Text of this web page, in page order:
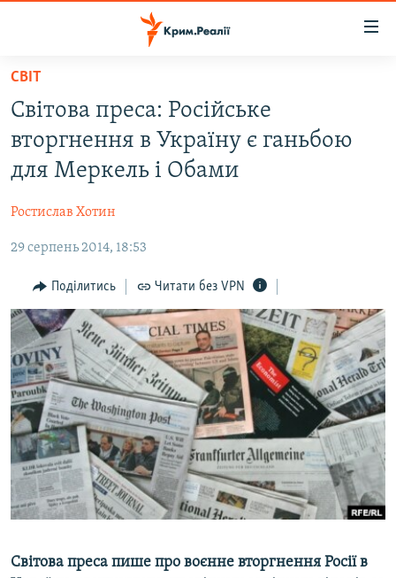
Перейти
основного
матеріалу
Перейти
до
основної
Перейти
пошуку
ВІДЕО ТА ФОТО
БЛОГИ
ПОГЛЯД
ІНТЕРВ'Ю
ВСЕ ЗА ДЕНЬ
СПЕЦПРОЕКТИ
ДЕПОРТАЦІЯ
ВІДЕОУРОКИ «ELIFBE»
СВІДЧЕННЯ ОКУПАЦІЇ
УКРАЇНСЬКА ПРОБЛЕМА КРИМУ
ІНФОГРАФІКА
ЯК ОБІЙТИ БЛОКУВАННЯ
Русский
Qırımtatar
ДОЛУЧАЙСЯ!
СВІТ
Світова преса: Російське
вторгнення в Україну є ганьбою
для Меркель і Обами
Ростислав Хотин
29 серпень 2014, 18:53
Поділитись Читати без VPN
Світова преса пише про воєнне вторгнення Росії в